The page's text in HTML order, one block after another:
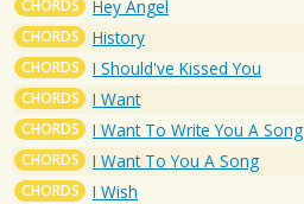
CHORDS Hey Angel
CHORDS History
CHORDS I Should've Kissed You
CHORDS I Want
CHORDS I Want To Write You A Song
CHORDS I Want To You A Song
CHORDS I Wish